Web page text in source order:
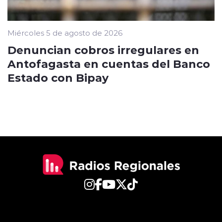
Miércoles 5 de agosto de 2026
Denuncian cobros irregulares en
Antofagasta en cuentas del Banco
Estado con Bipay